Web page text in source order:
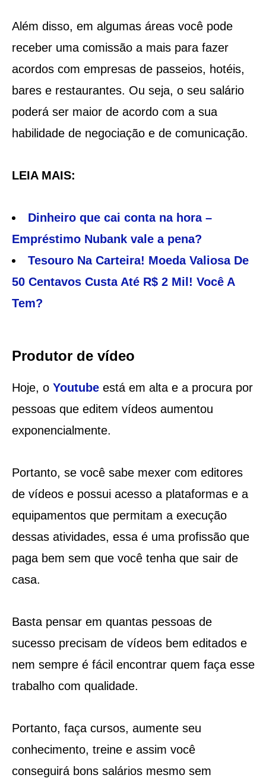
Além disso, em algumas áreas você pode
receber uma comissão a mais para fazer
acordos com empresas de passeios, hotéis,
bares e restaurantes. Ou seja, o seu salário
poderá ser maior de acordo com a sua
habilidade de negociação e de comunicação.
LEIA MAIS:
Dinheiro que cai conta na hora –
Empréstimo Nubank vale a pena?
Tesouro Na Carteira! Moeda Valiosa De
50 Centavos Custa Até R$ 2 Mil! Você A
Tem?
Produtor de vídeo
Hoje, o Youtubeestá em alta e a procura por
pessoas que editem vídeos aumentou
exponencialmente.
Portanto, se você sabe mexer com editores
de vídeos e possui acesso a plataformas e a
equipamentos que permitam a execução
dessas atividades, essa é uma profissão que
paga bem sem que você tenha que sair de
casa.
Basta pensar em quantas pessoas de
sucesso precisam de vídeos bem editados e
nem sempre é fácil encontrar quem faça esse
trabalho com qualidade.
Portanto, faça cursos, aumente seu
conhecimento, treine e assim você
conseguirá bons salários mesmo sem